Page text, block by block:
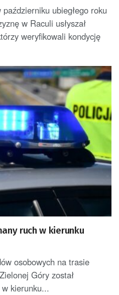
ubiegłego roku
w Raculi usłyszał
weryfikowali kondycję
ruch w kierunku
osobowych na trasie
Góry został
kierunku...